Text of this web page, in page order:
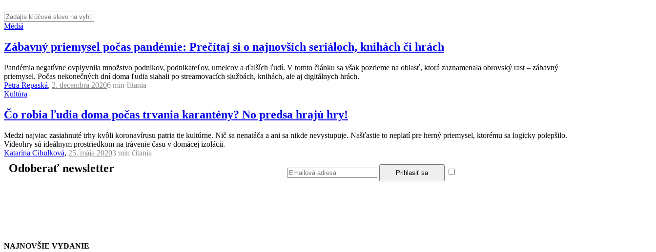
Médiá
Zábavný priemysel počas pandémie: Prečítaj si o najnovších seriáloch, knihách či hrách
Pandémia negatívne ovplyvnila množstvo podnikov, podnikateľov, umelcov a ďalších ľudí. V tomto článku sa však pozrieme na oblasť, ktorá zaznamenala obrovský rast – zábavný
priemysel. Počas nekonečných dní doma ľudia siahali po streamovacích službách, knihách, ale aj digitálnych hrách.
Petra Repaská, 2. decembra 20206 min čítania
Kultúra
Čo robia ľudia doma počas trvania karantény? No predsa hrajú hry!
Medzi najviac zasiahnuté trhy kvôli koronavírusu patria tie kultúrne. Nič sa nenatáča a ani sa nikde nevystupuje. Našťastie to neplatí pre herný priemysel, ktorému sa logicky polepšilo.
Videohry sú ideálnym prostriedkom na trávenie času v domácej izolácii.
Katarína Cibulková, 25. mája 20203 min čítania
Odoberať newsletter
NAJNOVŠIE VYDANIE